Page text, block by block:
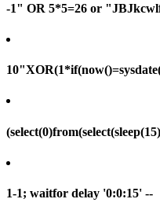
-1" OR 5*5=26 or
1-1; waitfor delay '0:0:15' --